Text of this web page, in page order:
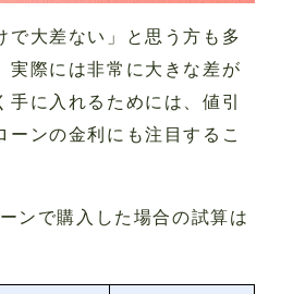
で大差ない」と思う方も多
実際には非常に大きな差が
に入れるためには、値引
ーンの金利にも注目するこ
ンで購入した場合の試算は